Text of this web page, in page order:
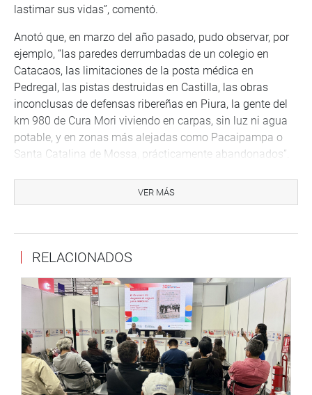
lastimar sus vidas”, comentó.
Anotó que, en marzo del año pasado, pudo observar, por
ejemplo, “las paredes derrumbadas de un colegio en
Catacaos, las limitaciones de la posta médica en
Pedregal, las pistas destruidas en Castilla, las obras
inconclusas de defensas ribereñas en Piura, la gente del
km 980 de Cura Mori viviendo en carpas, sin luz ni agua
potable, y en zonas más alejadas como Pacaipampa o
Santa Catalina de Mossa, prácticamente abandonados”.
“Y ha pasado un año y veo lo mismo”, acotó.
“De lejos, Piura ha sido la más afectada y la tarea
del río, alertas tempranas, defensas ribereñas y drenajes
pluviales de Piura, Sullana, Talara y Paita)”, afirmó
Salinas López.
Sin embargo, “luego de tres años, con siete (7) millones de
soles invertidos y con avances por encima del 70 %, entre
el Gobierno Regional de Piura y la Autoridad para la
Reconstrucción con Cambios, decidieron resolver ese
contrato, pasarlo al convenio con Reino Unido y empezar
VER MÁS
RELACIONADOS